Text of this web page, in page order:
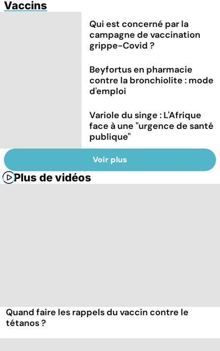
Vaccins
Qui est concerné par la
campagne de vaccination
grippe-Covid ?
Beyfortus en pharmacie
contre la bronchiolite : mode
d'emploi
Variole du singe : L'Afrique
face à une "urgence de santé
publique"
Voir plus
Plus de vidéos
Quand faire les rappels du vaccin contre le
tétanos ?